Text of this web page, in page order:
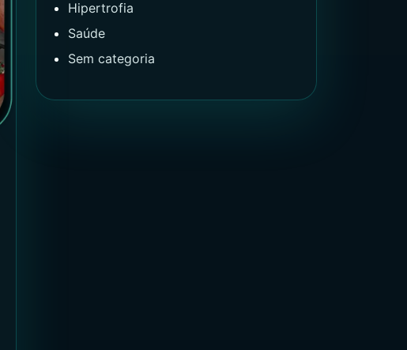
Hipertrofia
Saúde
Sem categoria